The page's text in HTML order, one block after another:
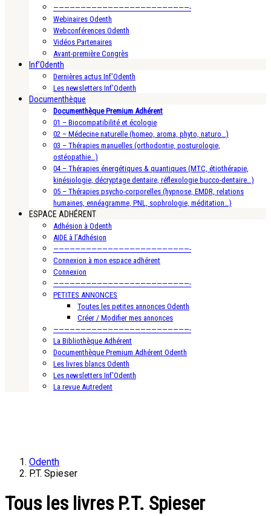
—————————————————————————-
Webinaires Odenth
Webconférences Odenth
Vidéos Partenaires
Avant-première Congrès
Inf’Odenth
Dernières actus Inf’Odenth
Les newsletters Inf’Odenth
Documenthèque
Documenthèque Premium Adhérent
01 – Biocompatibilité et écologie
02 – Médecine naturelle (homeo, aroma, phyto, naturo…)
03 – Thérapies manuelles (orthodontie, posturologie,
ostéopathie…)
04 – Thérapies énergétiques & quantiques (MTC, étiothérapie,
kinésiologie, décryptage dentaire, réflexologie bucco-dentaire…)
05 – Thérapies psycho-corporelles (hypnose, EMDR, relations
humaines, ennéagramme, PNL, sophrologie, méditation…)
ESPACE ADHÉRENT
Adhésion à Odenth
AIDE à l’Adhésion
—————————————————————————-
Connexion à mon espace adhérent
Connexion
—————————————————————————-
PETITES ANNONCES
Toutes les petites annonces Odenth
Créer / Modifier mes annonces
—————————————————————————-
La Bibliothèque Adhérent
Documenthèque Premium Adhérent Odenth
Les livres blancs Odenth
Les newsletters Inf’Odenth
La revue Autredent
Odenth
P.T. Spieser
Tous les livres P.T. Spieser